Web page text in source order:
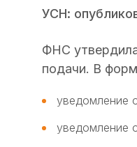
УСН:
ФНС
подачи. В
уведомление
уведомление